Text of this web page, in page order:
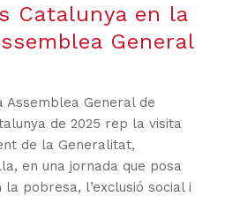
Catalunya en la
General
Assemblea General de
de 2025 rep la visita
de la Generalitat,
en una jornada que posa
la pobresa, l’exclusió social i